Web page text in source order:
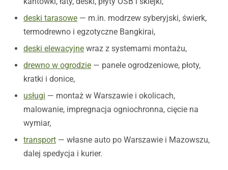
deski tarasowe — m.in. modrzew syberyjski, świerk,
termodrewno i egzotyczne Bangkirai,
deski elewacyjne wraz z systemami montażu,
drewno w ogrodzie — panele ogrodzeniowe, płoty,
kratki i donice,
usługi — montaż w Warszawie i okolicach,
malowanie, impregnacja ogniochronna, cięcie na
wymiar,
transport — własne auto po Warszawie i Mazowszu,
dalej spedycja i kurier.